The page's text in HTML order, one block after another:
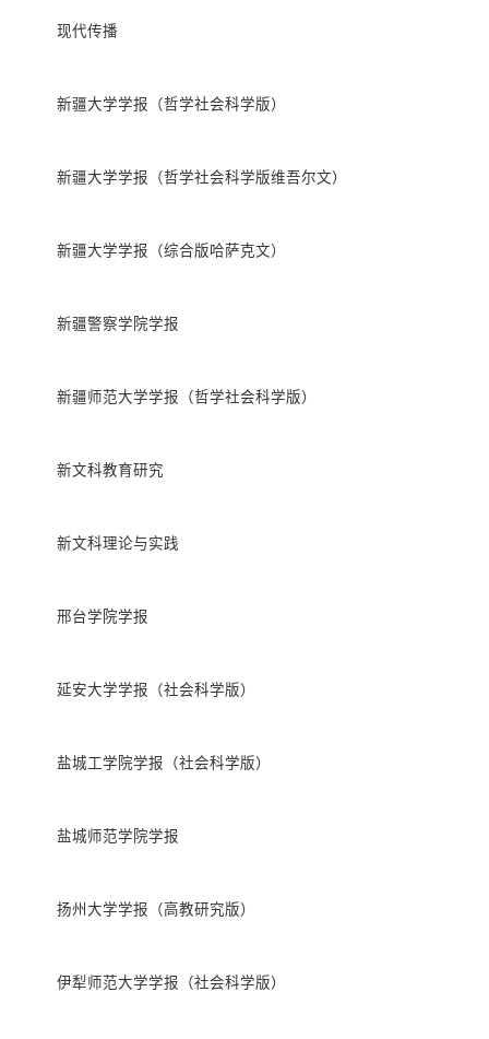
现代传播
新疆大学学报（哲学社会科学版）
新疆大学学报（哲学社会科学版维吾尔文）
新疆大学学报（综合版哈萨克文）
新疆警察学院学报
新疆师范大学学报（哲学社会科学版）
新文科教育研究
新文科理论与实践
邢台学院学报
延安大学学报（社会科学版）
盐城工学院学报（社会科学版）
盐城师范学院学报
扬州大学学报（高教研究版）
伊犁师范大学学报（社会科学版）